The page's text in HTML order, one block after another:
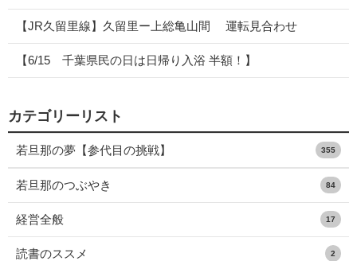
【JR久留里線】久留里ー上総亀山間 運転見合わせ
【6/15 千葉県民の日は日帰り入浴 半額！】
カテゴリーリスト
若旦那の夢【参代目の挑戦】 355
若旦那のつぶやき 84
経営全般 17
読書のススメ 2